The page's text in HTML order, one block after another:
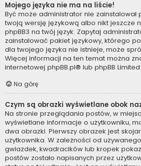
Mojego języka nie ma na liście!
Być może administrator nie
twoją wersję językową albo nikt jeszcze
phpBB3 na twój język. Zapytaj
zainstalować pakiet językowy, którego
dla twojego języka nie istnieje, może
Więcej informacji na ten temat można
internetowej phpBB.pl® lub phpBB Limited
Na górę
Czym są obrazki wyświetlane obok
Na stronie przeglądania postów, w
wyświetlane informacje o użytkowniku,
dwa obrazki. Pierwszy obrazek jest
użytkownika. W zależności od
gwiazdek, kwadracików lub kropek
postów zostało napisanych przez